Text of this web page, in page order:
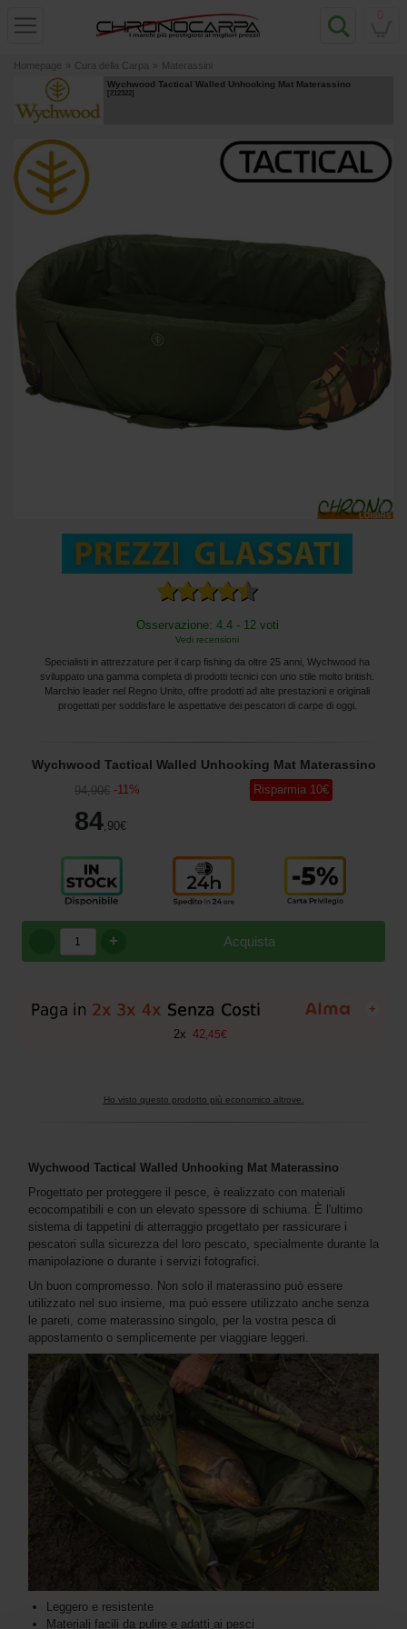
Homepage » Cura della Carpa » Materassini
Wychwood Tactical Walled Unhooking Mat Materassino
[212322]
Osservazione: 4.4 - 12 voti
Vedi recensioni
Specialisti in attrezzature per il carp fishing da oltre 25 anni, Wychwood ha
sviluppato una gamma completa di prodotti tecnici con uno stile molto british.
Marchio leader nel Regno Unito, offre prodotti ad alte prestazioni e originali
progettati per soddisfare le aspettative dei pescatori di carpe di oggi.
Wychwood Tactical Walled Unhooking Mat Materassino
94,90€ -11%
84 ,90€
Risparmia 10€
Acquista
+
+
2x 42 45€
Ho visto questo prodotto più economico altrove.
Wychwood Tactical Walled Unhooking Mat Materassino
Progettato per proteggere il pesce, è realizzato con materiali
ecocompatibili e con un elevato spessore di schiuma. È l'ultimo
sistema di tappetini di atterraggio progettato per rassicurare i
pescatori sulla sicurezza del loro pescato, specialmente durante la
manipolazione o durante i servizi fotografici.
Un buon compromesso. Non solo il materassino può essere
utilizzato nel suo insieme, ma può essere utilizzato anche senza
le pareti, come materassino singolo, per la vostra pesca di
appostamento o semplicemente per viaggiare leggeri.
Leggero e resistente
Materiali facili da pulire e adatti ai pesci